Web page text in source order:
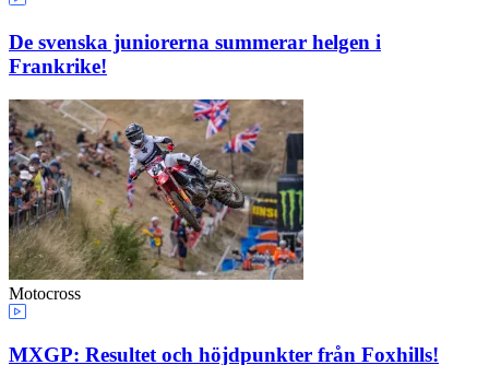
De svenska juniorerna summerar helgen i
Frankrike!
Motocross
MXGP: Resultet och höjdpunkter från Foxhills!